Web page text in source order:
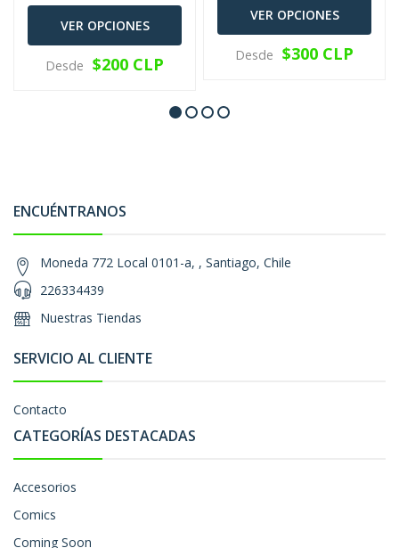
VER OPCIONES
Desde $200 CLP
VER OPCIONES
Desde $300 CLP
ENCUÉNTRANOS
Moneda 772 Local 0101-a, , Santiago, Chile
226334439
Nuestras Tiendas
SERVICIO AL CLIENTE
Contacto
CATEGORÍAS DESTACADAS
Accesorios
Comics
Coming Soon